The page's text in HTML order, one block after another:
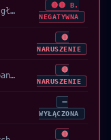
Urząd Miasta Łodzi – główna domena
🔴🔴 B.
NEGATYWNA
🔴
NARUSZENIE
Miejska Pracownia Urbanistyczna w Łodzi
🔴
NARUSZENIE
➖
WYŁĄCZONA
🔴